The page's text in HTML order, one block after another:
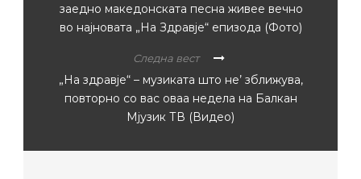
заедно македонската песна живее вечно
во најновата „На Здравје“ епизода (Фото)
Следна вест
„На здравје“ – музиката што не’ зближува,
повторно со вас оваа недела на Балкан
Мјузик ТВ (Видео)